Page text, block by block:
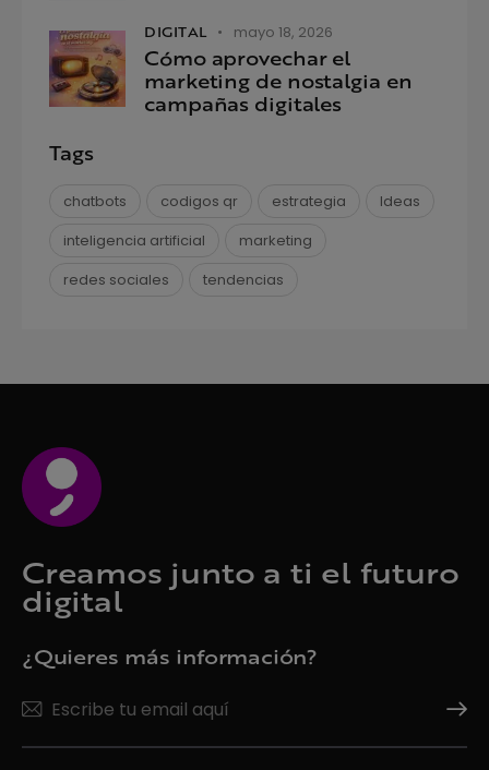
DIGITAL mayo 18, 2026
Cómo aprovechar el
marketing de nostalgia en
campañas digitales
Tags
chatbots codigos qr estrategia
Ideas
inteligencia artificial
marketing
redes sociales
tendencias
Creamos junto a ti el futuro
digital
¿Quieres más información?